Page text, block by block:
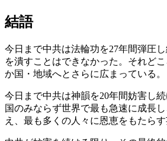
結語
今日まで中共は法輪功を27年間弾圧
を潰すことはできなかった。それど
か国・地域へとさらに広まっている。
今日まで中共は神韻を20年間妨害し
国のみならず世界で最も急速に成長
え、最も多くの人々に恩恵をもたらす